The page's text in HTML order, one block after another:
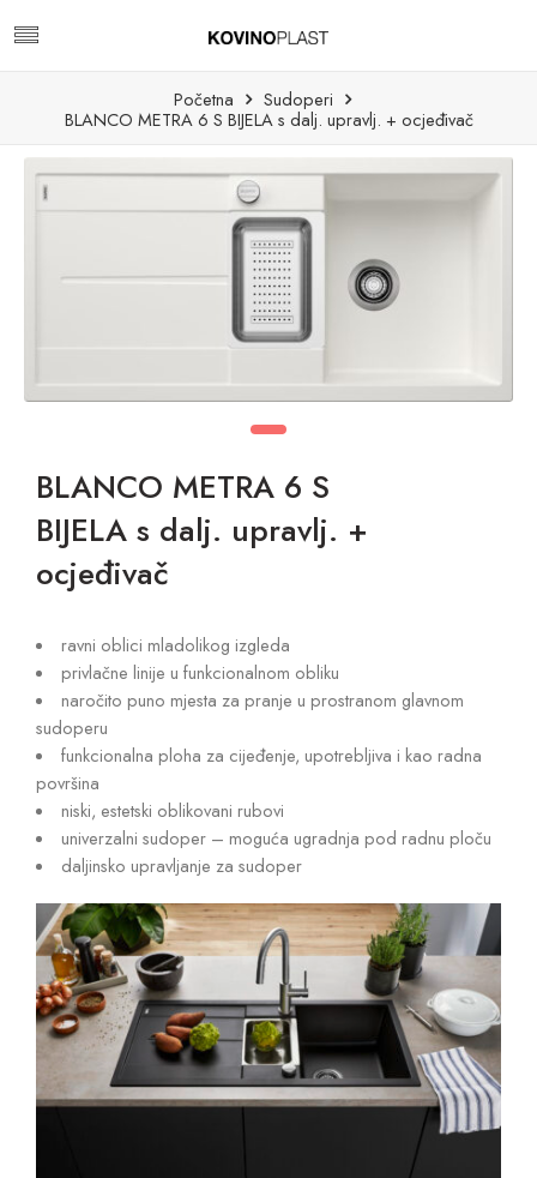
Početna
Sudoperi
BLANCO METRA 6 S BIJELA s dalj. upravlj. + ocjeđivač
BLANCO METRA 6 S
BIJELA s dalj. upravlj. +
ocjeđivač
ravni oblici mladolikog izgleda
privlačne linije u funkcionalnom obliku
naročito puno mjesta za pranje u prostranom glavnom
sudoperu
funkcionalna ploha za cijeđenje, upotrebljiva i kao radna
površina
niski, estetski oblikovani rubovi
univerzalni sudoper – moguća ugradnja pod radnu ploču
daljinsko upravljanje za sudoper